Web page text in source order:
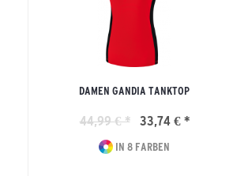
DAMEN GANDIA TANKTOP
44,99 € * 33,74 € *
IN 8 FARBEN